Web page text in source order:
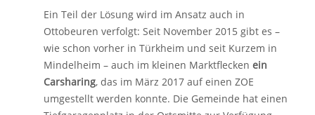
Ein Teil der Lösung wird im Ansatz auch in
Ottobeuren verfolgt: Seit November 2015 gibt es –
wie schon vorher in Türkheim und seit Kurzem in
Mindelheim – auch im kleinen Marktflecken ein
Carsharing, das im März 2017 auf einen ZOE
umgestellt werden konnte. Die Gemeinde hat einen